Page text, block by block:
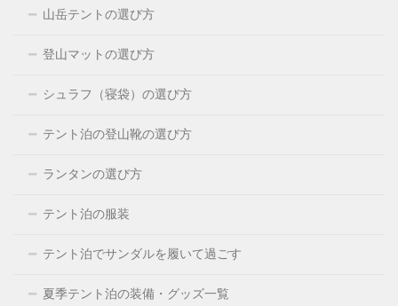
山岳テントの選び方
登山マットの選び方
シュラフ（寝袋）の選び方
テント泊の登山靴の選び方
ランタンの選び方
テント泊の服装
テント泊でサンダルを履いて過ごす
夏季テント泊の装備・グッズ一覧